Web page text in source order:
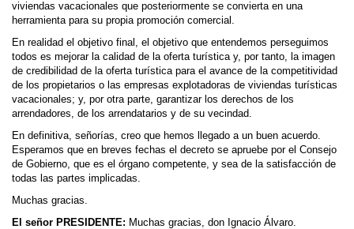
viviendas vacacionales que posteriormente se convierta en una
herramienta para su propia promoción comercial.
En realidad el objetivo final, el objetivo que entendemos perseguimos
todos es mejorar la calidad de la oferta turística y, por tanto, la imagen
de credibilidad de la oferta turística para el avance de la competitividad
de los propietarios o las empresas explotadoras de viviendas turísticas
vacacionales; y, por otra parte, garantizar los derechos de los
arrendadores, de los arrendatarios y de su vecindad.
En definitiva, señorías, creo que hemos llegado a un buen acuerdo.
Esperamos que en breves fechas el decreto se apruebe por el Consejo
de Gobierno, que es el órgano competente, y sea de la satisfacción de
todas las partes implicadas.
Muchas gracias.
El señor PRESIDENTE: Muchas gracias, don Ignacio Álvaro.